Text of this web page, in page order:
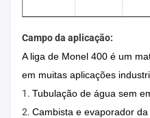
Campo da aplicação:
A liga de Monel 400 é um
em muitas aplicações
1. Tubulação de água sem
2. Cambista e evaporador